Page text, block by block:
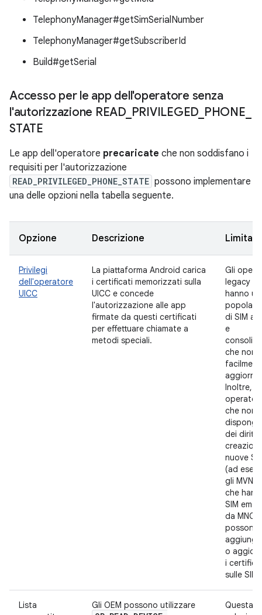
TelephonyManager#getSimSerialNumber
TelephonyManager#getSubscriberId
Build#getSerial
Accesso per le app dell'operatore senza
l'autorizzazione READ_ PRIVILEGED PHONE
STATE
Le app dell'operatore precaricate che non soddisfano i
requisiti per l'autorizzazione
READ_PRIVILEGED_PHONE_STATE possono implementare
una delle opzioni nella tabella seguente.
Opzione Descrizione
Privilegi
dell'operatore
UICC
La piattaforma Android carica
i certificati memorizzati sulla
UICC e concede
l'autorizzazione alle app
firmate da questi certificati
per effettuare chiamate a
metodi speciali.
Gli
legacy
hanno
di SIM
e
che non
Inoltre,
operatori
che non
dei diritti
nuove
(ad
gli MVNO
che
SIM
da MNO)
possono
o
i
sulle SIM.
Lista
Gli OEM possono utilizzare
Questa